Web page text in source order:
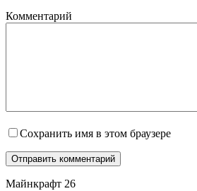
Комментарий
Сохранить имя в этом браузере
Майнкрафт 26